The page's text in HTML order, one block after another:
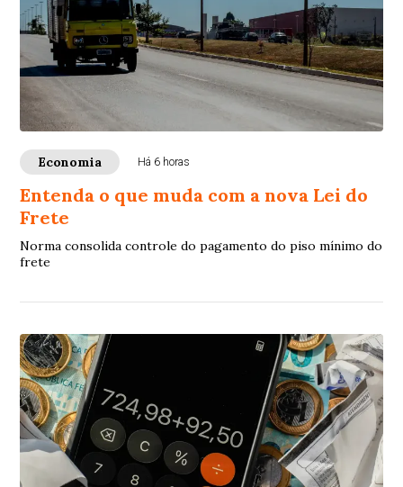
Economia Há 6 horas
Entenda o que muda com a nova Lei do
Frete
Norma consolida controle do pagamento do piso mínimo do
frete